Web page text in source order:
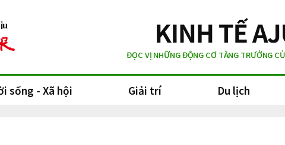
ĐỌC VỊ NHỮNG ĐỘNG CƠ TĂNG TRƯỞNG
sống - Xã hội Giải trí Du lịch